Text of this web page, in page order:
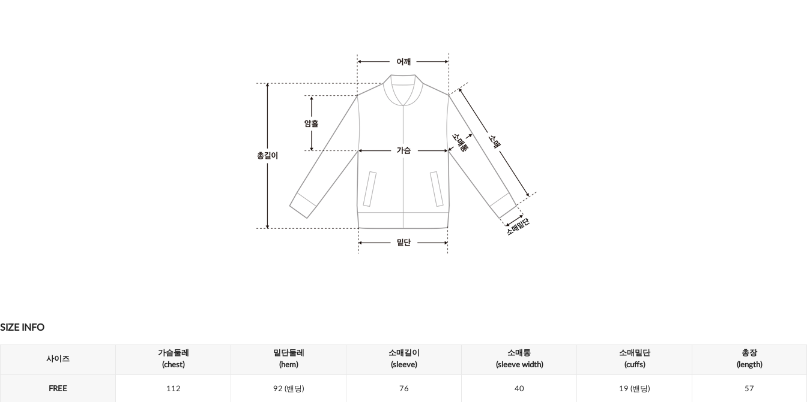
SIZE INFO
사이즈
가슴둘레
(chest)
밑단둘레
(hem)
소매길이
(sleeve)
소매통
(sleeve width)
소매밑단
(cuffs)
총장
(length)
FREE 112 92 (밴딩) 76 40 19 (밴딩) 57